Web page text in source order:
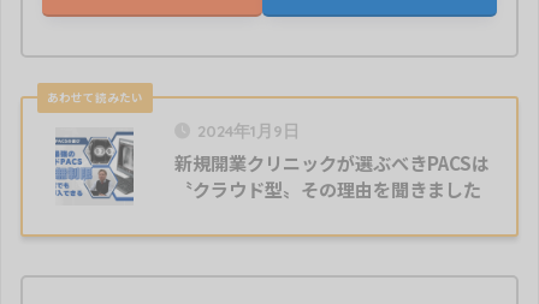
2024年1月9日
新規開業クリニックが選ぶべきPACSは
〝クラウド型〟その理由を聞きました